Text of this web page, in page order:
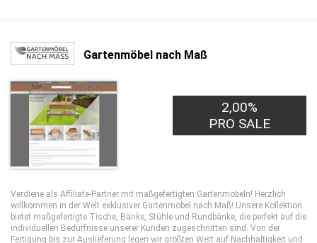
Gartenmöbel nach Maß
2,00%
PRO SALE
Verdiene als Affiliate-Partner mit maßgefertigten Gartenmöbeln! Herzlich
willkommen in der Welt exklusiver Gartenmöbel nach Maß! Unsere Kollektion
bietet maßgefertigte Tische, Bänke, Stühle und Rundbänke, die perfekt auf die
individuellen Bedürfnisse unserer Kunden zugeschnitten sind. Von der
Fertigung bis zur Auslieferung legen wir größten Wert auf Nachhaltigkeit und